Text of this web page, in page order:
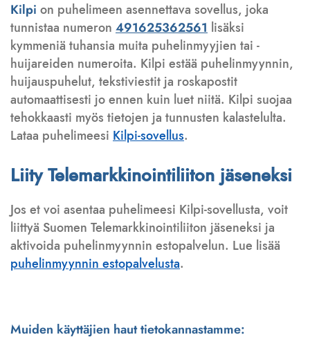
Kilpi on puhelimeen asennettava sovellus, joka
tunnistaa numeron 491625362561 lisäksi
kymmeniä tuhansia muita puhelinmyyjien tai -
huijareiden numeroita. Kilpi estää puhelinmyynnin,
huijauspuhelut, tekstiviestit ja roskapostit
automaattisesti jo ennen kuin luet niitä. Kilpi suojaa
tehokkaasti myös tietojen ja tunnusten kalastelulta.
Lataa puhelimeesi Kilpi-sovellus.
Liity Telemarkkinointiliiton jäseneksi
Jos et voi asentaa puhelimeesi Kilpi-sovellusta, voit
liittyä Suomen Telemarkkinointiliiton jäseneksi ja
aktivoida puhelinmyynnin estopalvelun. Lue lisää
puhelinmyynnin estopalvelusta.
Muiden käyttäjien haut tietokannastamme: